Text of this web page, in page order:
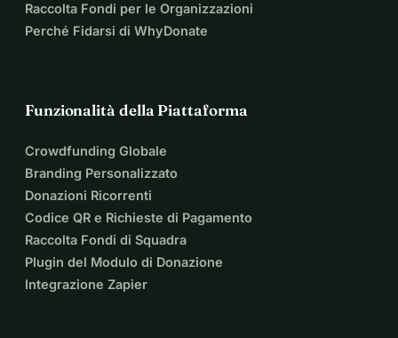
Raccolta Fondi per le Organizzazioni
Perché Fidarsi di WhyDonate
Funzionalità della Piattaforma
Crowdfunding Globale
Branding Personalizzato
Donazioni Ricorrenti
Codice QR e Richieste di Pagamento
Raccolta Fondi di Squadra
Plugin del Modulo di Donazione
Integrazione Zapier